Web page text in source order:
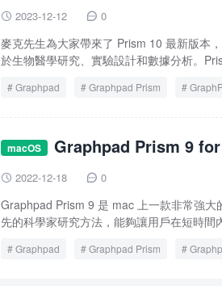
 2023-12-12  0
麥克先生為大家帶來了 Prism 10 最新版本
於生物醫學研究、實驗設計和數據分析。
Graphpad Graphpad Prism
macOS Graphpad Prism 9
 2022-12-18  0
Graphpad Prism 9 是 mac 上一款非常強
先的科學家研究方法，能夠讓用戶在短時間
Graphpad Graphpad Prism